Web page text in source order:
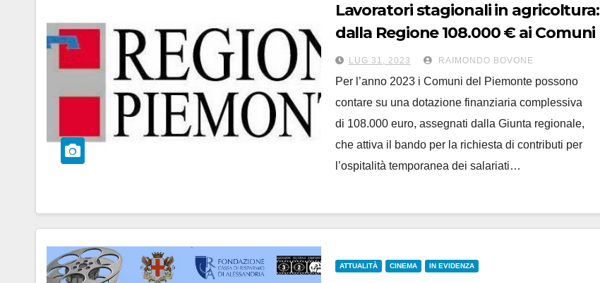
Lavoratori stagionali in agricoltura:
dalla Regione 108.000 € ai Comuni
per la strutture abitative
LUG 31, 2023 RAIMONDO BOVONE
Per l’anno 2023 i Comuni del Piemonte possono
contare su una dotazione finanziaria complessiva
di 108.000 euro, assegnati dalla Giunta regionale,
che attiva il bando per la richiesta di contributi per
l’ospitalità temporanea dei salariati…
ATTUALITÀ CINEMA IN EVIDENZA